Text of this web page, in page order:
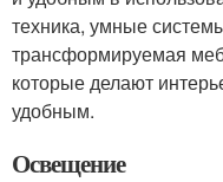
техника, умные
трансформируемая
которые делают
удобным.
Освещение